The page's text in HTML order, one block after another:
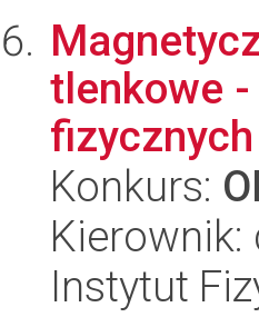
tlenkowe -
fizycznych
Konkurs:
Kierownik:
Instytut